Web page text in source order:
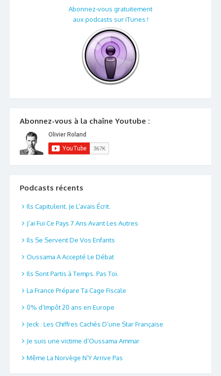
Abonnez-vous gratuitement
aux podcasts sur iTunes !
Abonnez-vous à la chaîne Youtube :
Podcasts récents
Ils Capitulent. Je L’avais Écrit.
J’ai Fui Ce Pays 7 Ans Avant Les Autres
Ils Se Servent De Vos Enfants
Oussama A Accepté Le Débat
Ils Sont Partis à Temps. Pas Toi.
La France Prépare Ta Cage Fiscale
0% d’Impôt 20 ans en Europe
Jeck : Les Chiffres Cachés D’une Star Française
Je suis une victime d’Oussama Ammar
Même La Norvège N’Y Arrive Pas